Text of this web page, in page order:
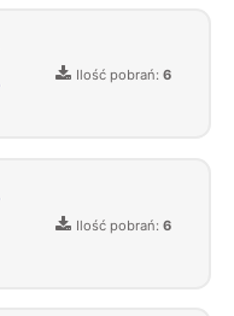
Ilość pobrań: 6
Ilość pobrań: 6